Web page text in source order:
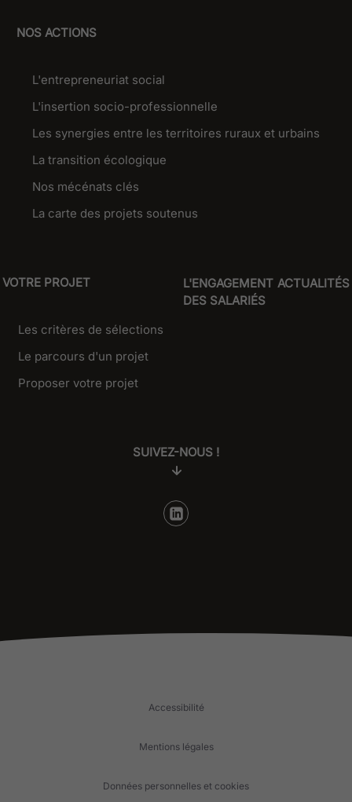
NOS ACTIONS
L'entrepreneuriat social
L'insertion socio-professionnelle
Les synergies entre les territoires ruraux et urbains
La transition écologique
Nos mécénats clés
La carte des projets soutenus
VOTRE PROJET
Les critères de sélections
Le parcours d'un projet
Proposer votre projet
L'ENGAGEMENT
DES SALARIÉS
ACTUALITÉS
SUIVEZ-NOUS !
Accessibilité
Mentions légales
Données personnelles et cookies